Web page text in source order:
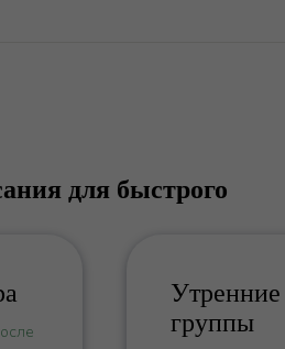
для быстрого
Утренние
группы